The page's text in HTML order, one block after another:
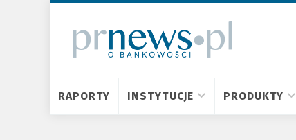
RAPORTY INSTYTUCJE PRODUKTY